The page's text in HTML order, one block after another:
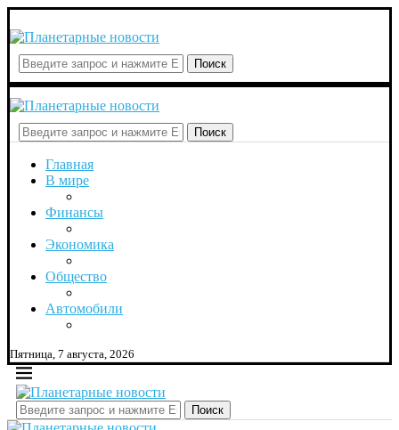
Поиск
Поиск
Главная
В мире
Финансы
Экономика
Общество
Автомобили
Пятница, 7 августа, 2026
Поиск